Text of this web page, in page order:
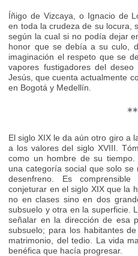
Íñigo de Vizcaya, o Ignacio de
en toda la crudeza de su locura,
según la cual si no podía dejar
honor que se debía a su culo,
imaginación el respeto que se
vapores fustigadores del
Jesús, que cuenta actualmente
en Bogotá y Medellín.
El siglo XIX le da aún otro giro a
a los valores del siglo XVIII.
como un hombre de su
una categoría social que solo
desenfreno. Es
conjeturar en el siglo XIX que la
no en clases sino en dos
subsuelo y otra en la superficie.
señalar en la dirección de esa
subsuelo; para los habitantes
matrimonio, del tedio. La vida
benéfica que hacía progresar.